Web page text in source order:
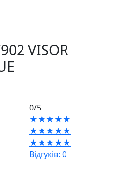
VISOR
0/5
★★★★★
★★★★★
★★★★★
Відгуків: 0